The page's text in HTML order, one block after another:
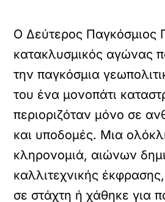
Ο Δεύτερος Παγκόσμιος
κατακλυσμικός αγώνας
την παγκόσμια
του ένα μονοπάτι
περιοριζόταν μόνο σε
και υποδομές. Μια
κληρονομιά, αιώνων
καλλιτεχνικής
σε στάχτη ή χάθηκε για